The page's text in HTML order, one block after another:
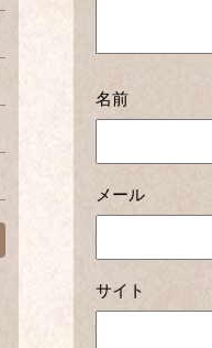
名前
メール
サイト